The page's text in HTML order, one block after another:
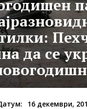
да се
16 декември,